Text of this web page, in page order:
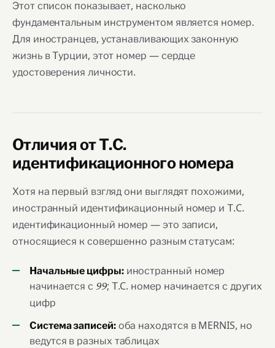
Этот список показывает, насколько
фундаментальным инструментом является номер.
Для иностранцев, устанавливающих законную
жизнь в Турции, этот номер — сердце
удостоверения личности.
Отличия от Т.C.
идентификационного номера
Хотя на первый взгляд они выглядят похожими,
иностранный идентификационный номер и Т.C.
идентификационный номер — это записи,
относящиеся к совершенно разным статусам:
Начальные цифры:иностранный номер
начинается с 99; Т.C. номер начинается с других
цифр
Система записей:оба находятся в MERNIS, но
ведутся в разных таблицах